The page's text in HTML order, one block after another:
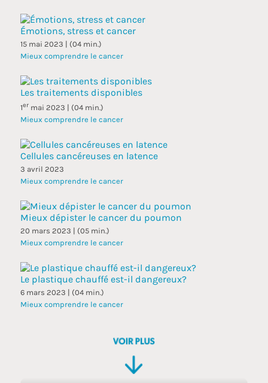
Émotions, stress et cancer
15 mai 2023 | (04 min.)
Mieux comprendre le cancer
Les traitements disponibles
1ermai 2023 | (04 min.)
Mieux comprendre le cancer
Cellules cancéreuses en latence
3 avril 2023
Mieux comprendre le cancer
Mieux dépister le cancer du poumon
20 mars 2023 | (05 min.)
Mieux comprendre le cancer
Le plastique chauffé est-il dangereux?
6 mars 2023 | (04 min.)
Mieux comprendre le cancer